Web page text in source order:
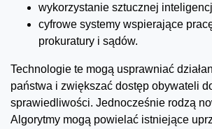
wykorzystanie sztucznej
cyfrowe systemy wspierające
prokuratury i sądów.
Technologie te mogą usprawniać
państwa i zwiększać dostęp obywateli
sprawiedliwości. Jednocześnie rodzą
Algorytmy mogą powielać istniejące